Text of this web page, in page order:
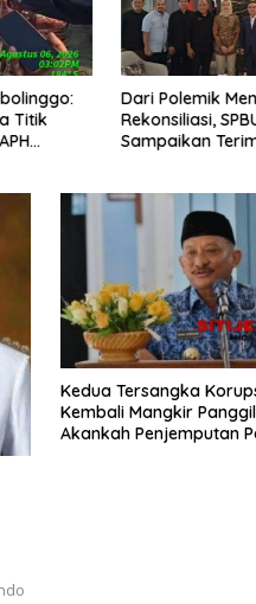
Titik
Dari Polemik
Rekonsiliasi,
Sampaikan
Perselisihan
Kedua Tersangka
Kembali Mangkir
Akankah Penjemputan